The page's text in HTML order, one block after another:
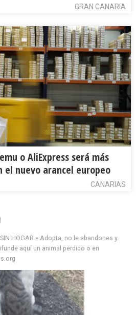
GRAN CANARIA
o AliExpress será más
el nuevo arancel europeo
CANARIAS
HOGAR » Adopta, no le abandones y
aquí un animal perdido o en